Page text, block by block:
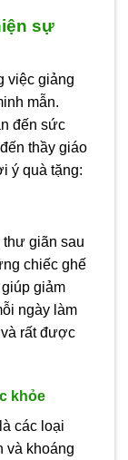
sự
việc giảng
mẫn.
đến sức
thầy giáo
ý quà tặng:
thư giãn sau
chiếc ghế
giảm
ngày làm
rất được
khỏe
các loại
và khoáng